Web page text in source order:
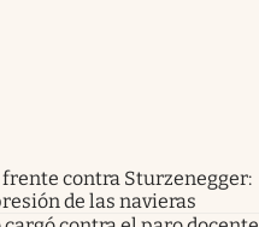
frente contra Sturzenegger:
de las navieras